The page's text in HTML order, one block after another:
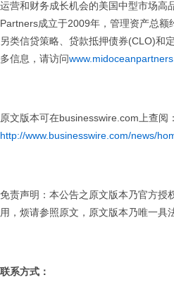
运营和财务成长机会的美国中型市场高
Partners成立于2009年，管理资产总额
另类信贷策略、贷款抵押债券(CLO)和
多信息，请访问
原文版本可在businesswire.com上查阅：
http://www.businesswire.com/news/
免责声明：本公告之原文版本乃官方授
用，烦请参照原文，原文版本乃唯一具
联系方式：